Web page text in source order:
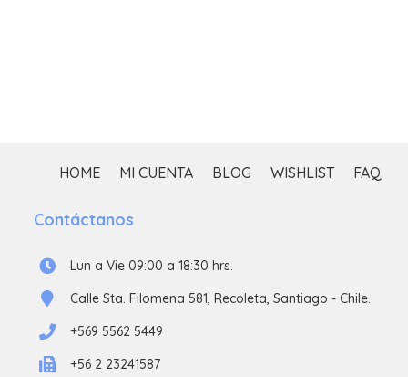
HOME MI CUENTA BLOG WISHLIST FAQ
Contáctanos
Lun a Vie 09:00 a 18:30 hrs.
Calle Sta. Filomena 581, Recoleta, Santiago - Chile.
+569 5562 5449
+56 2 23241587